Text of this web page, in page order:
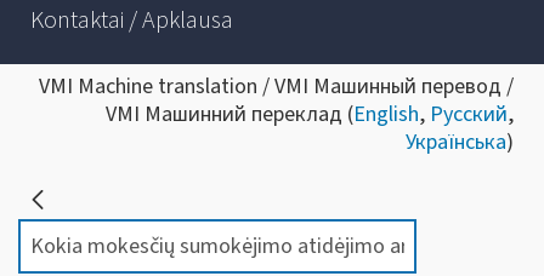
Kontaktai / Apklausa
VMI Machine translation / VMI Машинный перевод /
VMI Машинний переклад (English, Русский,
Українська)